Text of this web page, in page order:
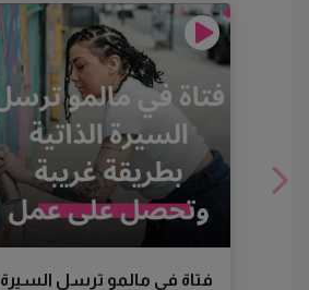
فتاة في مالمو ترسل السيرة